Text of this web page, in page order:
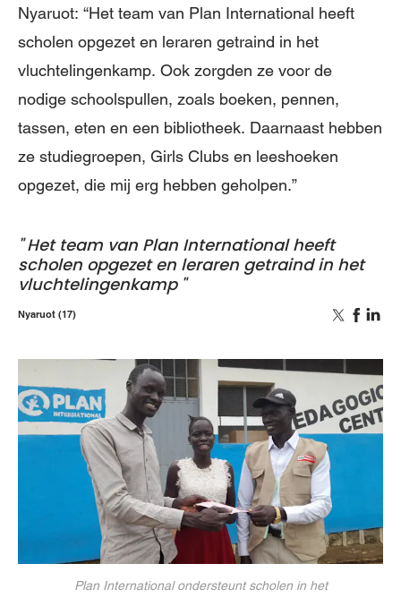
Nyaruot: “Het team van Plan International heeft
scholen opgezet en leraren getraind in het
vluchtelingenkamp. Ook zorgden ze voor de
nodige schoolspullen, zoals boeken, pennen,
tassen, eten en een bibliotheek. Daarnaast hebben
ze studiegroepen, Girls Clubs en leeshoeken
opgezet, die mij erg hebben geholpen.”
Het team van Plan International heeft
scholen opgezet en leraren getraind in het
vluchtelingenkamp
Nyaruot (17)
Plan International ondersteunt scholen in het